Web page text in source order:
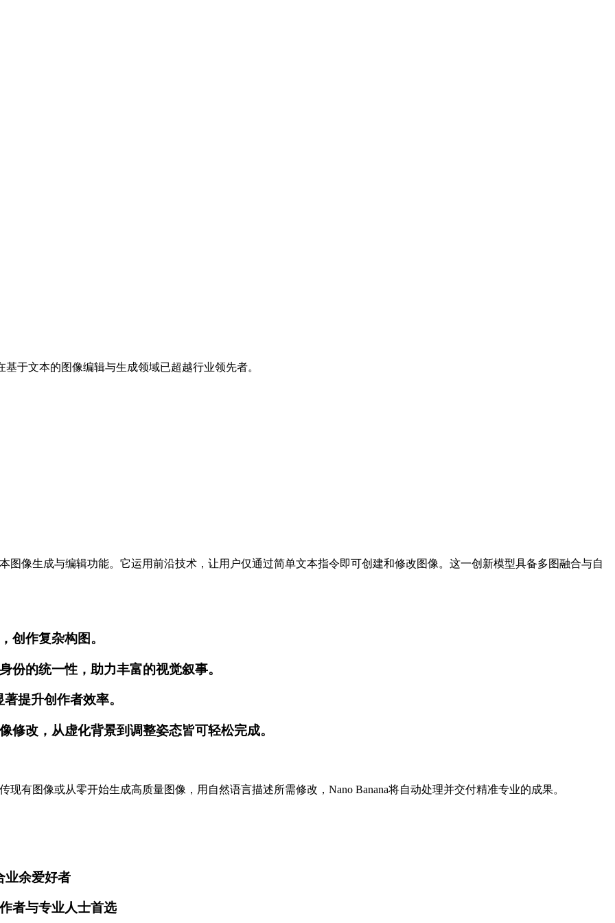
于文本的图像编辑与生成领域已超越行业领先者。
图像生成与编辑功能。它运用前沿技术，让用户仅通过简单文本指令即可创建和修改图像。这一创新模型具备多图融合与自
创作复杂构图。
份的统一性，助力丰富的视觉叙事。
提升创作者效率。
改，从虚化背景到调整姿态皆可轻松完成。
现有图像或从零开始生成高质量图像，用自然语言描述所需修改，Nano Banana将自动处理并交付精准专业的成果。
业余爱好者
者与专业人士首选